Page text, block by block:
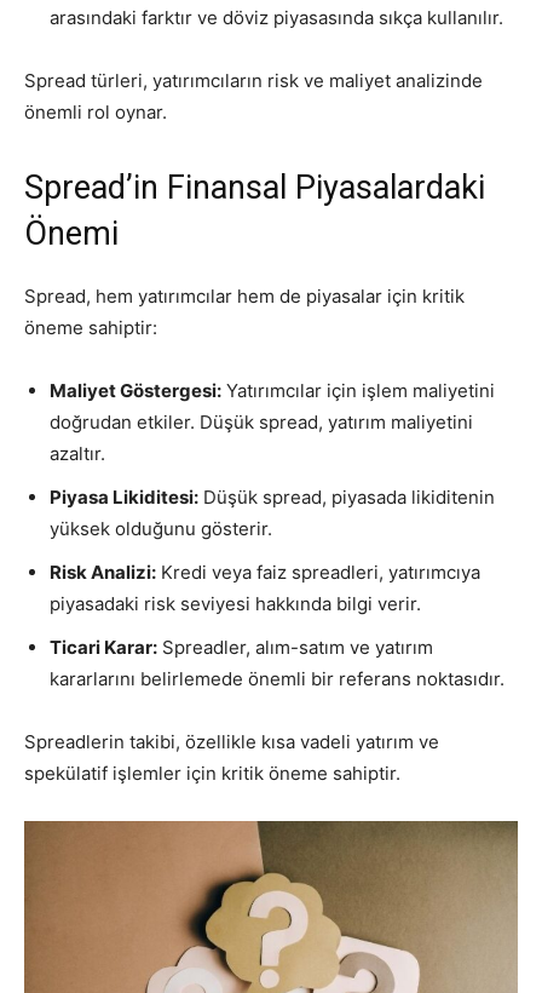
arasındaki farktır ve döviz piyasasında sıkça kullanılır.
Spread türleri, yatırımcıların risk ve maliyet analizinde
önemli rol oynar.
Spread’in Finansal Piyasalardaki
Önemi
Spread, hem yatırımcılar hem de piyasalar için kritik
öneme sahiptir:
Maliyet Göstergesi: Yatırımcılar için işlem maliyetini
doğrudan etkiler. Düşük spread, yatırım maliyetini
azaltır.
Piyasa Likiditesi: Düşük spread, piyasada likiditenin
yüksek olduğunu gösterir.
Risk Analizi: Kredi veya faiz spreadleri, yatırımcıya
piyasadaki risk seviyesi hakkında bilgi verir.
Ticari Karar: Spreadler, alım-satım ve yatırım
kararlarını belirlemede önemli bir referans noktasıdır.
Spreadlerin takibi, özellikle kısa vadeli yatırım ve
spekülatif işlemler için kritik öneme sahiptir.